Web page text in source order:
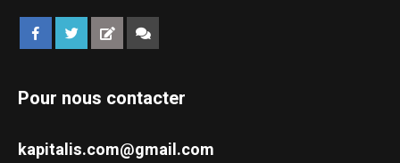
Pour nous contacter
kapitalis.com@gmail.com